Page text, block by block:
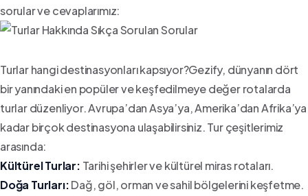
sorular ve cevaplarımız:
Turlar hangi destinasyonları kapsıyor?Gezify, dünyanın dört
bir yanındaki en popüler ve keşfedilmeye değer rotalarda
turlar düzenliyor. Avrupa’dan Asya’ya, Amerika’dan Afrika’ya
kadar birçok destinasyona ulaşabilirsiniz. Tur çeşitlerimiz
arasında:
Kültürel Turlar: Tarihi şehirler ve kültürel miras rotaları.
Doğa Turları:Dağ, göl, orman ve sahil bölgelerini keşfetme.